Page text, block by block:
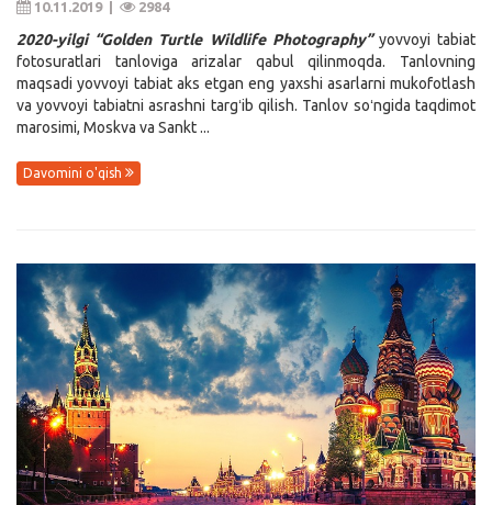
10.11.2019 | 2984
2020-yilgi “Golden Turtle Wildlife Photography”yovvoyi tabiat
fotosuratlari tanloviga arizalar qabul qilinmoqda. Tanlovning
maqsadi yovvoyi tabiat aks etgan eng yaxshi asarlarni mukofotlash
va yovvoyi tabiatni asrashni targʻib qilish. Tanlov soʻngida taqdimot
marosimi, Moskva va Sankt ...
Davomini o'qish